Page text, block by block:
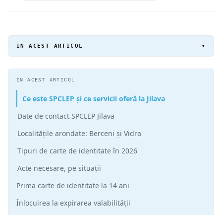
ÎN ACEST ARTICOL ▾
ÎN ACEST ARTICOL
Ce este SPCLEP și ce servicii oferă la Jilava
Date de contact SPCLEP Jilava
Localitățile arondate: Berceni și Vidra
Tipuri de carte de identitate în 2026
Acte necesare, pe situații
Prima carte de identitate la 14 ani
Înlocuirea la expirarea valabilității